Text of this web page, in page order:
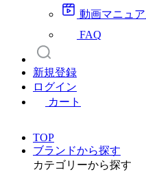
動画マニュ
FAQ
新規登録
ログイン
カート
TOP
ブランドから探す
カテゴリーから探す